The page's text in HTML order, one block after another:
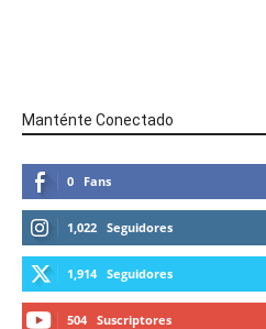
Manténte Conectado
0 Fans
1,022 Seguidores
1,914 Seguidores
504 Suscriptores